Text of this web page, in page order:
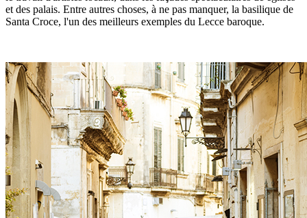
et des palais. Entre autres choses, à ne pas manquer, la basilique de
Santa Croce, l'un des meilleurs exemples du Lecce baroque.